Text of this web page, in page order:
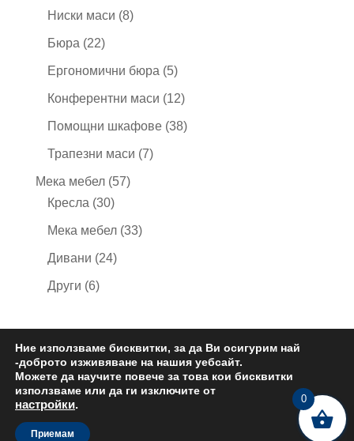
продукта
Ниски маси 88
Бюра 2222
продукта
Ергономични бюра 55
продукта
Конферентни маси 1212
продукта
Помощни шкафове 3838
Трапезни маси 77
Мека мебел 5757
Кресла 3030
продукта
Мека мебел 3333
Дивани 2424
Други 66
Политика за поверителност
Общи условия
Контакти
Ние използваме бисквитки, за да Ви осигурим най
-доброто изживяване на нашия уебсайт.
Можете да научите повече за това кои бисквитки
използваме или да ги изключите от
настройки.
Приемам
0